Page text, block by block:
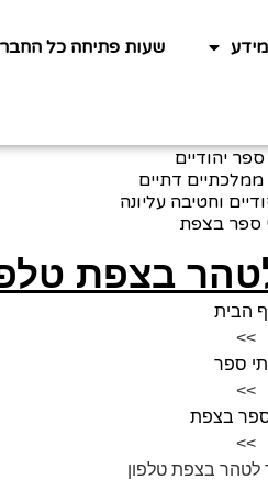
שעות פתיחה כל
יהודיים
דתיים
וחטיבה עליונה
ספר בצפת
בצפת
הבית
>>
ספר
>>
בצפת
>>
לטהר בצפת טלפון